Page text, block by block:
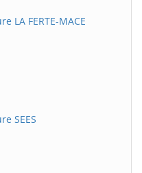
LA FERTE-MACE
SEES